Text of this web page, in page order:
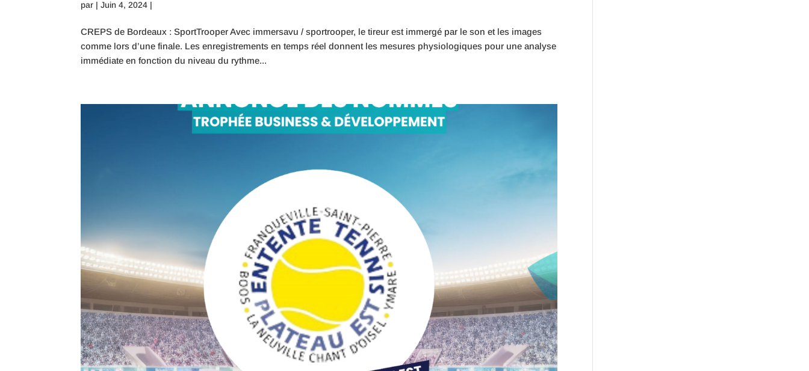
par |Juin 4, 2024 |
CREPS de Bordeaux : SportTrooper Avec immersavu / sportrooper, le tireur est immergé par le son et les images
comme lors d’une finale. Les enregistrements en temps réel donnent les mesures physiologiques pour une analyse
immédiate en fonction du niveau du rythme...